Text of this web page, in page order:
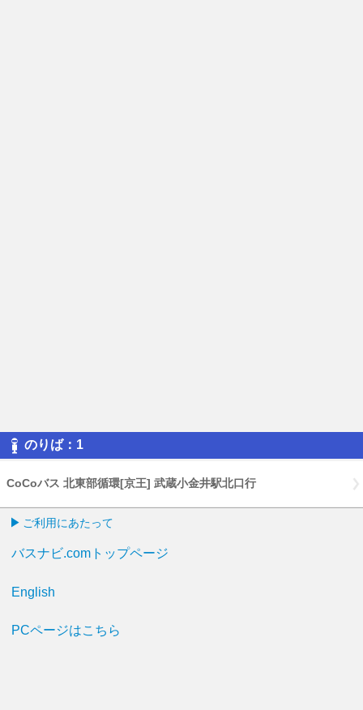
のりば：1
CoCoバス 北東部循環[京王] 武蔵小金井駅北口行
ご利用にあたって
バスナビ.comトップページ
English
PCページはこちら